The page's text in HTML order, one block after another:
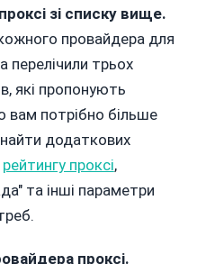
зі списку вище.
провайдера для
перелічили трьох
які пропонують
вам потрібно більше
додаткових
рейтингу проксі,
та інші параметри
проксі.